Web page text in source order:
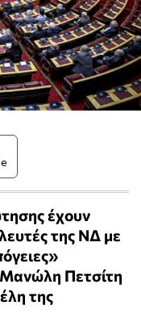
έχουν
της ΝΔ με
Πετσίτη
της